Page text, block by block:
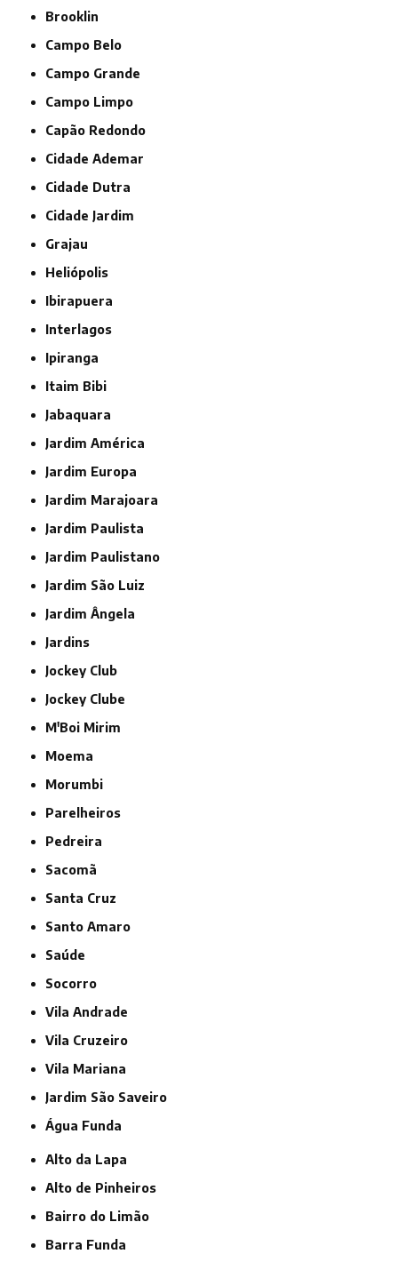
Brooklin
Campo Belo
Campo Grande
Campo Limpo
Capão Redondo
Cidade Ademar
Cidade Dutra
Cidade Jardim
Grajau
Heliópolis
Ibirapuera
Interlagos
Ipiranga
Itaim Bibi
Jabaquara
Jardim América
Jardim Europa
Jardim Marajoara
Jardim Paulista
Jardim Paulistano
Jardim São Luiz
Jardim Ângela
Jardins
Jockey Club
Jockey Clube
M'Boi Mirim
Moema
Morumbi
Parelheiros
Pedreira
Sacomã
Santa Cruz
Santo Amaro
Saúde
Socorro
Vila Andrade
Vila Cruzeiro
Vila Mariana
jardim São Saveiro
Água Funda
Alto da Lapa
Alto de Pinheiros
Bairro do Limão
Barra Funda